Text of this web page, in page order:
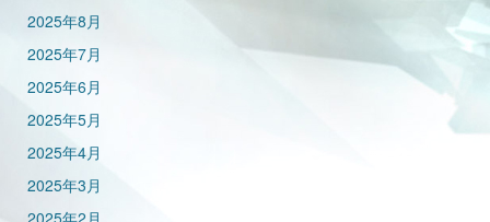
2025年8月
2025年7月
2025年6月
2025年5月
2025年4月
2025年3月
2025年2月